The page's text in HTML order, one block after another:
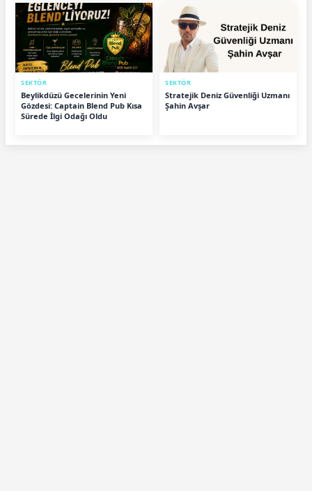
SEKTÖR
Beylikdüzü Gecelerinin Yeni
Gözdesi: Captain Blend Pub Kısa
Sürede İlgi Odağı Oldu
SEKTÖR
Stratejik Deniz Güvenliği Uzmanı
Şahin Avşar